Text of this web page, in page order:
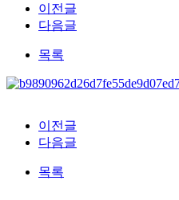
이전글
다음글
목록
이전글
다음글
목록